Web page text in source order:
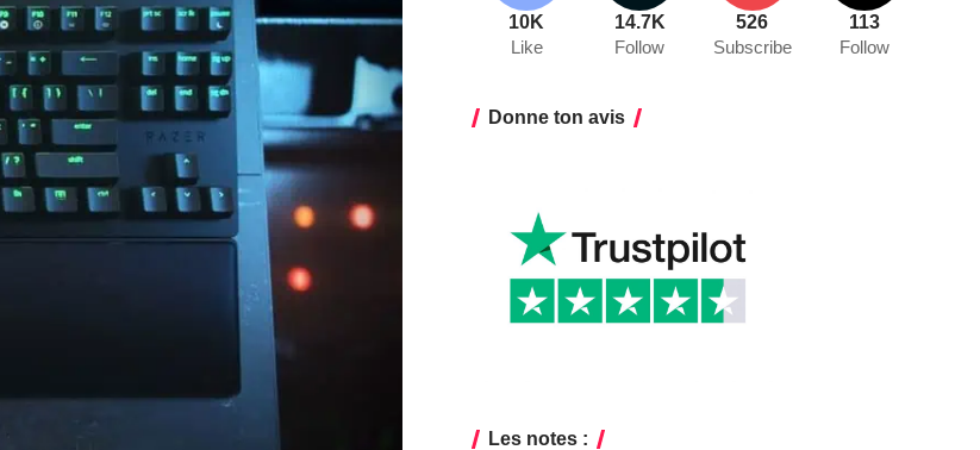
10K
Like
14.7K
Follow
526
Subscribe
113
Follow
Donne ton avis
Les notes :